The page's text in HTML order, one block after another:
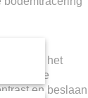
uit het
voor alle
en beslaan